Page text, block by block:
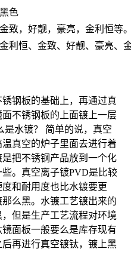
黑色
金致，好靓，豪亮，金利恒等
金利恒、金致、好靓、豪亮、
钢板的基础上，再通过真
不锈钢板的上面镀上一层
是水镀？ 简单的说，真空
真空的炉子里面去进行着
把不锈钢产品放到一个化
。真空离子镀PVD是比较
和耐用度也比水镀要更
么黑。水镀工艺镀出来的
但是生产工艺流程对环境
面板一般要么是库存现有
再进行真空镀钛，镀上黑